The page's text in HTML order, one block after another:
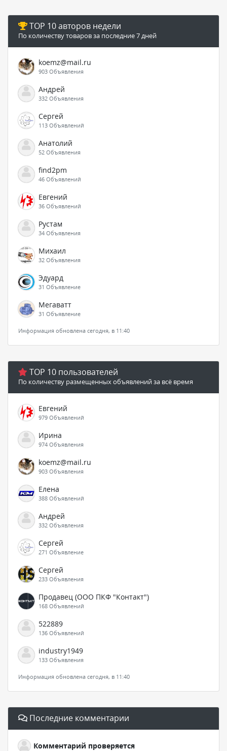
TOP 10 авторов недели
По количеству товаров за последние 7 дней
koemz@mail.ru
903 Объявления
Андрей
332 Объявления
Сергей
113 Объявлений
Анатолий
52 Объявления
find2pm
46 Объявлений
Евгений
36 Объявлений
Рустам
34 Объявления
Михаил
32 Объявления
Эдуард
31 Объявление
Мегаватт
31 Объявление
Информация обновлена сегодня, в 11:40
TOP 10 пользователей
По количеству размещенных объявлений за всё время
Евгений
979 Объявлений
Ирина
974 Объявления
koemz@mail.ru
903 Объявления
Елена
388 Объявлений
Андрей
332 Объявления
Сергей
271 Объявление
Сергей
233 Объявления
Продавец (ООО ПКФ "Контакт")
168 Объявлений
522889
136 Объявлений
industry1949
133 Объявления
Информация обновлена сегодня, в 11:40
Последние комментарии
Комментарий проверяется